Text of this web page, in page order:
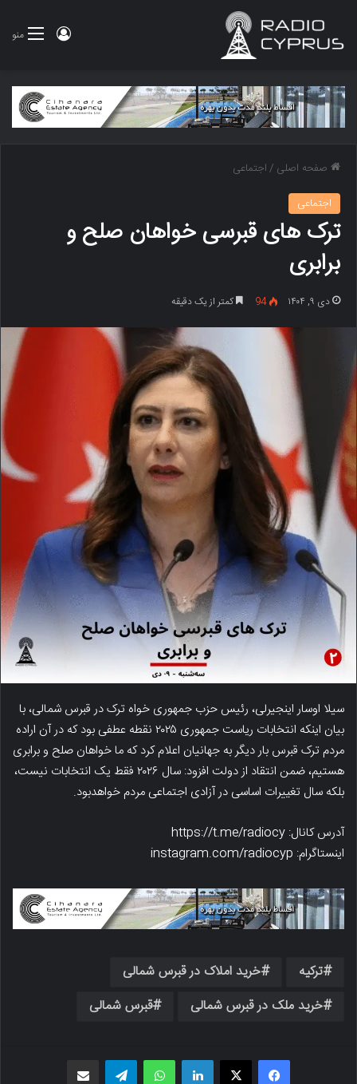
منو ورود
صفحه اصلی /اجتماعی
اجتماعی
ترک های قبرسی خواهان صلح و
برابری
دی ۹, ۱۴۰۴ 94 کمتر از یک دقیقه
سیلا اوسار اینجیرلی، رئیس حزب جمهوری خواه ترک در قبرس شمالی، با
بیان اینکه انتخابات ریاست جمهوری ۲۰۲۵ نقطه عطفی بود که در آن اراده
مردم ترک قبرس بار دیگر به جهانیان اعلام کرد که ما خواهان صلح و برابری
هستیم، ضمن انتقاد از دولت افزود: سال ۲۰۲۶ فقط یک انتخابات نیست،
بلکه سال تغییرات اساسی در آزادی اجتماعی مردم خواهدبود.
آدرس کانال: https://t.me/radiocy
اینستاگرام: instagram.com/radiocyp
ترکیه
خرید املاک در قبرس شمالی
خرید ملک در قبرس شمالی
قبرس شمالی
فیسبوک X لینکدین واتس اپ